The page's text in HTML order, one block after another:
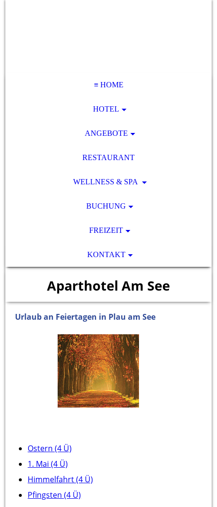
≡ HOME
HOTEL
ANGEBOTE
RESTAURANT
WELLNESS & SPA
BUCHUNG
FREIZEIT
KONTAKT
Aparthotel Am See
Urlaub an Feiertagen in Plau am See
Ostern (4 Ü)
1. Mai (4 Ü)
Himmelfahrt (4 Ü)
Pfingsten (4 Ü)